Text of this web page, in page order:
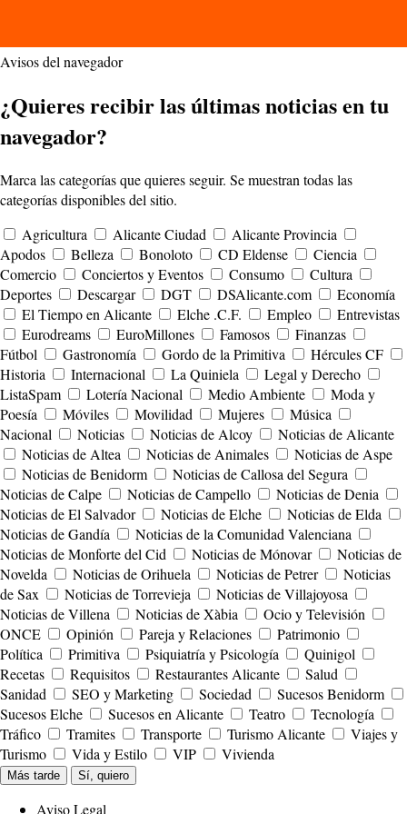
Avisos del navegador
¿Quieres recibir las últimas noticias en tu
navegador?
Marca las categorías que quieres seguir. Se muestran todas las
categorías disponibles del sitio.
Agricultura
Alicante Ciudad
Alicante Provincia
Apodos
Belleza Bonoloto CD Eldense
Ciencia
Comercio
Conciertos y Eventos Consumo
Cultura
Deportes
Descargar DGT DSAlicante.com
Economía
El Tiempo en Alicante
Elche .C.F. Empleo
Entrevistas
Eurodreams
EuroMillones Famosos
Finanzas
Fútbol
Gastronomía Gordo de la Primitiva
Hércules CF
Historia
Internacional La Quiniela
Legal y Derecho
ListaSpam
Lotería Nacional Medio Ambiente
Moda y
Poesía
Móviles Movilidad Mujeres
Música
Nacional
Noticias Noticias de Alcoy
Noticias de Alicante
Noticias de Altea
Noticias de Animales
Noticias de Aspe
Noticias de Benidorm
Noticias de Callosa del Segura
Noticias de Calpe
Noticias de Campello
Noticias de Denia
Noticias de El Salvador
Noticias de Elche
Noticias de Elda
Noticias de Gandía
Noticias de la Comunidad Valenciana
Noticias de Monforte del Cid
Noticias de Mónovar
Noticias de
Novelda
Noticias de Orihuela Noticias de Petrer
Noticias
de Sax
Noticias de Torrevieja
Noticias de Villajoyosa
Noticias de Villena
Noticias de Xàbia
Ocio y Televisión
ONCE
Opinión Pareja y Relaciones
Patrimonio
Política
Primitiva Psiquiatría y Psicología
Quinigol
Recetas
Requisitos Restaurantes Alicante
Salud
Sanidad
SEO y Marketing Sociedad
Sucesos Benidorm
Sucesos Elche
Sucesos en Alicante Teatro
Tecnología
Tráfico
Tramites Transporte Turismo Alicante
Viajes y
Turismo
Vida y Estilo VIP Vivienda
Más tarde Sí, quiero
Aviso Legal